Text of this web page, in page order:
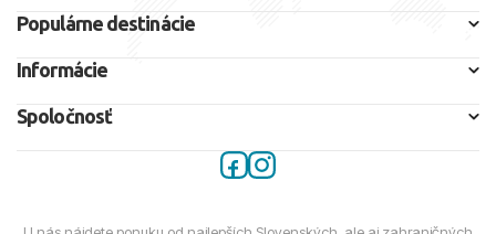
Populárne destinácie
Informácie
Spoločnosť